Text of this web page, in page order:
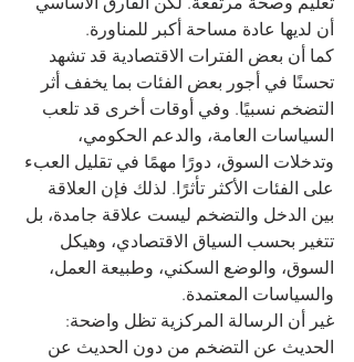
أن لديها عادة مساحة أكبر للمناورة.
كما أن بعض الفترات الاقتصادية قد تشهد
تحسنًا في أجور بعض الفئات بما يخفف أثر
التضخم نسبيًا. وفي أوقات أخرى قد تلعب
السياسات العامة، والدعم الحكومي،
وتدخلات السوق، دورًا مهمًا في تقليل العبء
على الفئات الأكثر تأثرًا. لذلك فإن العلاقة
بين الدخل والتضخم ليست علاقة جامدة، بل
تتغير بحسب السياق الاقتصادي، وهيكل
السوق، والوضع السكني، وطبيعة العمل،
والسياسات المعتمدة.
غير أن الرسالة المركزية تظل واضحة:
الحديث عن التضخم من دون الحديث عن